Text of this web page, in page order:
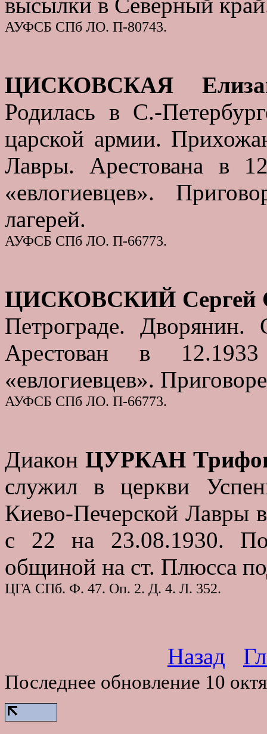
АУФСБ СПб ЛО. П-80743.
ЦИСКОВСКАЯ
Родилась в С.-
царской армии.
Лавры. Арестована в
«евлогиевцев».
лагерей.
АУФСБ СПб ЛО. П-66773.
ЦИСКОВСКИЙ Сергей
Петрограде.
Арестован в
«евлогиевцев».
АУФСБ СПб ЛО. П-66773.
Диакон ЦУРКАН
служил в церкви
Киево-Печерской Лавры
с 22 на 23.08.1930.
общиной на ст. Плюсса
ЦГА СПб. Ф. 47. Оп. 2. Д. 4. Л. 352.
Назад
Последнее обновление 10